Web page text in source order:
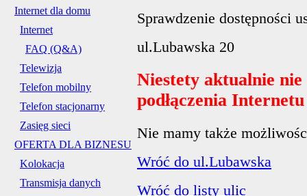
Internet dla domu
Internet
FAQ (Q&A)
Telewizja
Telefon mobilny
Telefon stacjonarny
Zasięg sieci
OFERTA DLA BIZNESU
Kolokacja
Transmisja danych
Sprawdzenie dostępności
ul.Lubawska 20
Niestety aktualnie
podłączenia
Nie mamy także
Wróć do ul.Lubawska
Wróć do listy ulic